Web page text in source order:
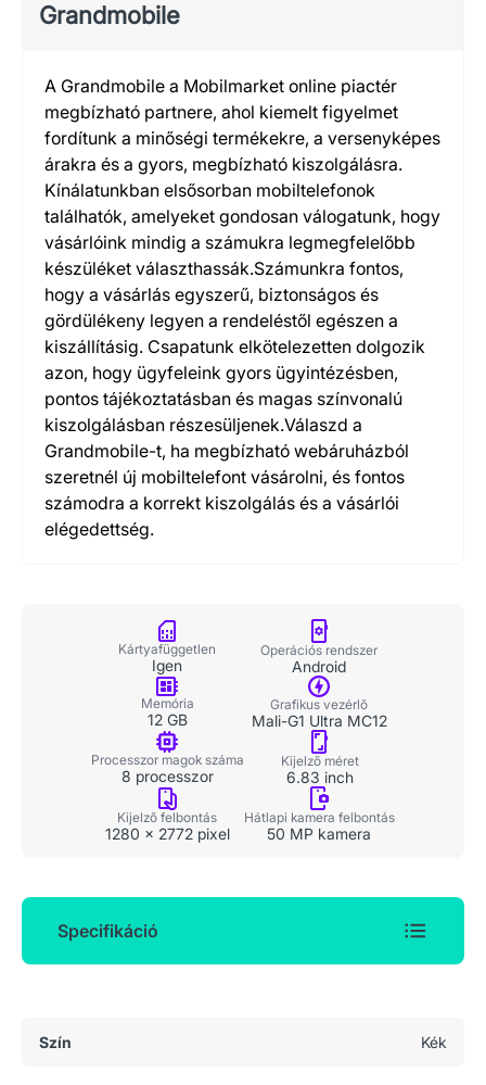
Grandmobile
A Grandmobile a Mobilmarket online piactér
megbízható partnere, ahol kiemelt figyelmet
fordítunk a minőségi termékekre, a versenyképes
árakra és a gyors, megbízható kiszolgálásra.
Kínálatunkban elsősorban mobiltelefonok
találhatók, amelyeket gondosan válogatunk, hogy
vásárlóink mindig a számukra legmegfelelőbb
készüléket választhassák.Számunkra fontos,
hogy a vásárlás egyszerű, biztonságos és
gördülékeny legyen a rendeléstől egészen a
kiszállításig. Csapatunk elkötelezetten dolgozik
azon, hogy ügyfeleink gyors ügyintézésben,
pontos tájékoztatásban és magas színvonalú
kiszolgálásban részesüljenek.Válaszd a
Grandmobile-t, ha megbízható webáruházból
szeretnél új mobiltelefont vásárolni, és fontos
számodra a korrekt kiszolgálás és a vásárlói
elégedettség.
Kártyafüggetlen
Igen
Operációs rendszer
Android
Memória
12 GB
Grafikus vezérlő
Mali-G1 Ultra MC12
Processzor magok száma
8 processzor
Kijelző méret
6.83 inch
Kijelző felbontás
1280 x 2772 pixel
Hátlapi kamera felbontás
50 MP kamera
Specifikáció
Szín Kék